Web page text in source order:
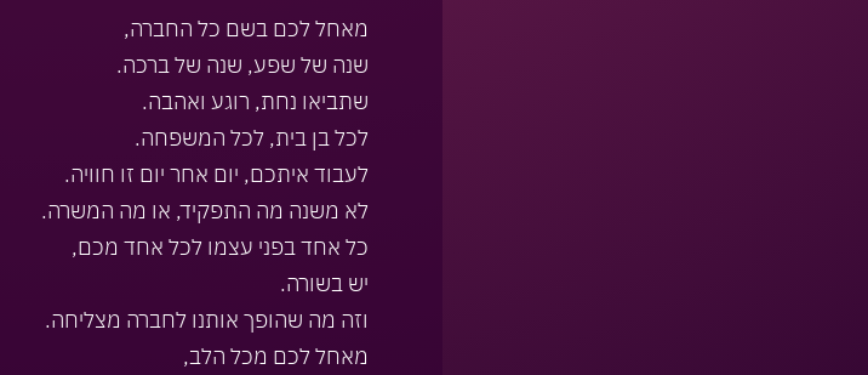
מאחל לכם בשם כל החברה,
שנה של שפע, שנה של ברכה.
שתביאו נחת, רוגע ואהבה.
לכל בן בית, לכל המשפחה.
לעבוד איתכם, יום אחר יום זו חוויה.
לא משנה מה התפקיד, או מה המשרה.
כל אחד בפני עצמו לכל אחד מכם,
יש בשורה.
וזה מה שהופך אותנו לחברה מצליחה.
מאחל לכם מכל הלב,